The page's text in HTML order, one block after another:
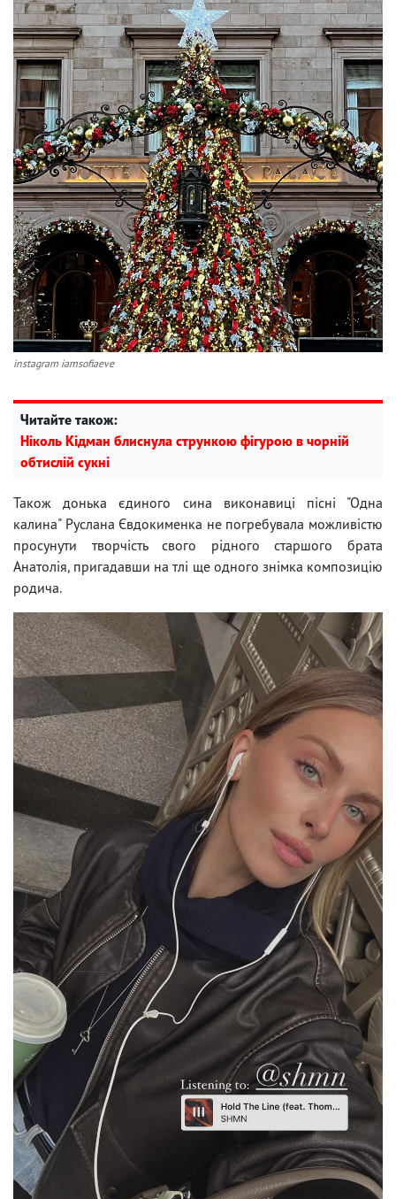
instagram iamsofiaeve
Читайте також:
Ніколь Кідман блиснула стрункою фігурою в чорній
обтислій сукні
Також донька єдиного сина виконавиці пісні "Одна
калина" Руслана Євдокименка не погребувала можливістю
просунути творчість свого рідного старшого брата
Анатолія, пригадавши на тлі ще одного знімка композицію
родича.